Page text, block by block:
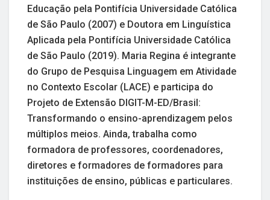
Educação pela Pontifícia Universidade Católica
de São Paulo (2007) e Doutora em Linguística
Aplicada pela Pontifícia Universidade Católica
de São Paulo (2019). Maria Regina é integrante
do Grupo de Pesquisa Linguagem em Atividade
no Contexto Escolar (LACE) e participa do
Projeto de Extensão DIGIT-M-ED/Brasil:
Transformando o ensino-aprendizagem pelos
múltiplos meios. Ainda, trabalha como
formadora de professores, coordenadores,
diretores e formadores de formadores para
instituições de ensino, públicas e particulares.